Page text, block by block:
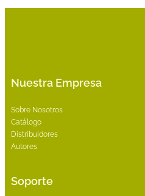
Nuestra Empresa
Sobre Nosotros
Catálogo
Distribuidores
Autores
Soporte